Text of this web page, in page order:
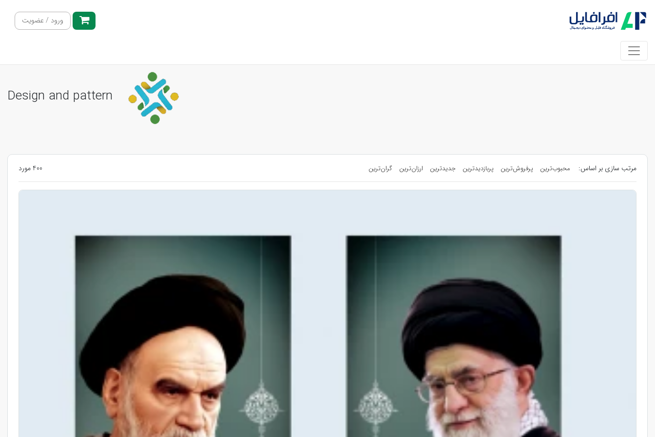
ورود / عضویت
Design and pattern
مرتب سازی بر اساس: محبوب‌ترین پرفروش‌ترین پربازدیدترین جدیدترین ارزان‌ترین گران‌ترین 400 مورد